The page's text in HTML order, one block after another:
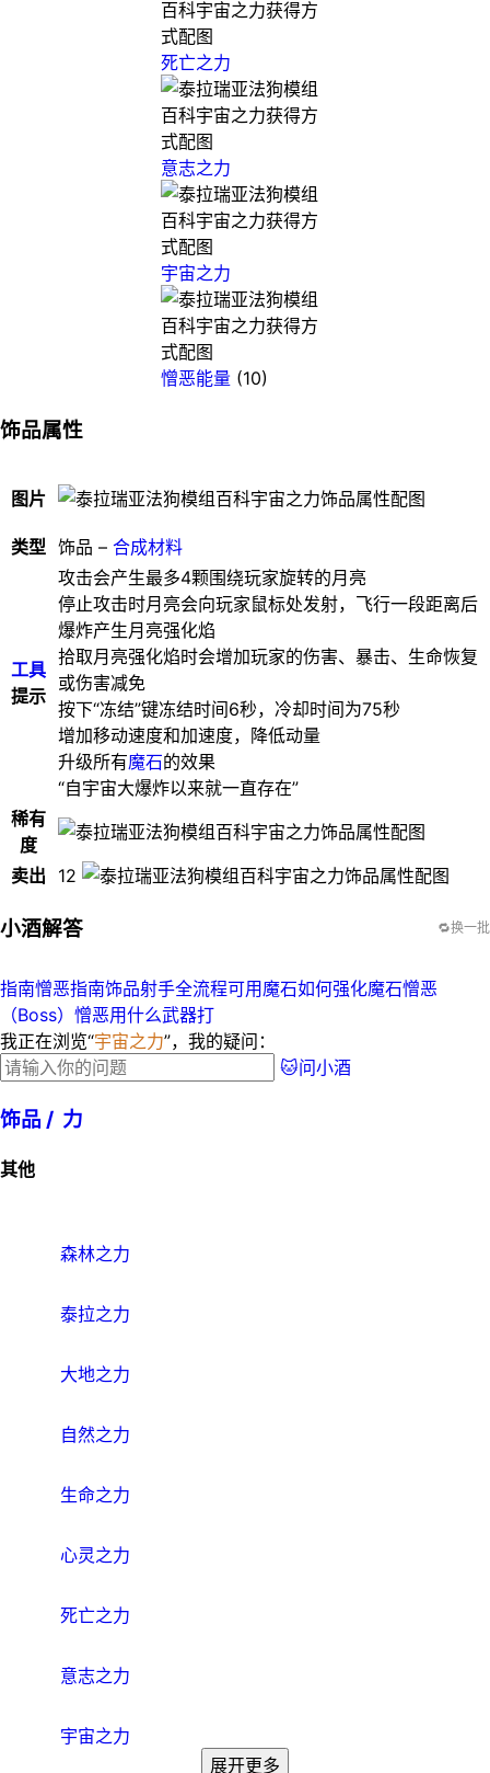
死亡之力
意志之力
宇宙之力
憎恶能量 (10)
饰品属性
图片
类型 饰品 – 合成材料
工具
提示
攻击会产生最多4颗围绕玩家旋转的月亮
停止攻击时月亮会向玩家鼠标处发射，飞行一段距离后
爆炸产生月亮强化焰
拾取月亮强化焰时会增加玩家的伤害、暴击、生命恢复
或伤害减免
按下“冻结”键冻结时间6秒，冷却时间为75秒
增加移动速度和加速度，降低动量
升级所有魔石的效果
“自宇宙大爆炸以来就一直存在”
稀有
度
卖出
12
小酒解答 🔁换一批
指南憎恶指南饰品射手全流程可用魔石如何强化魔石憎恶
（Boss）憎恶用什么武器打
我正在浏览“宇宙之力”，我的疑问：
🐱问小酒
饰品 / 力
其他
森林之力
泰拉之力
大地之力
自然之力
生命之力
心灵之力
死亡之力
意志之力
宇宙之力
展开更多